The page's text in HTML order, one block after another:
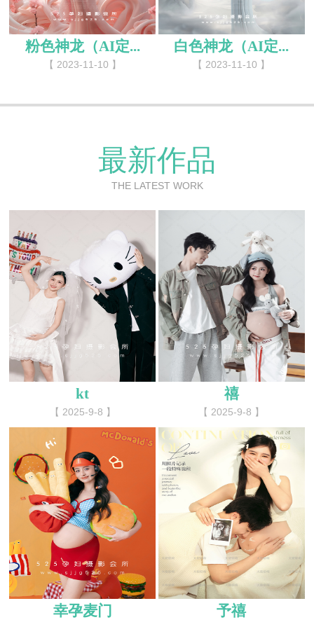
粉色神龙（AI定...
【 2023-11-10 】
白色神龙（AI定...
【 2023-11-10 】
最新作品
THE LATEST WORK
kt
【 2025-9-8 】
禧
【 2025-9-8 】
幸孕麦门 予禧